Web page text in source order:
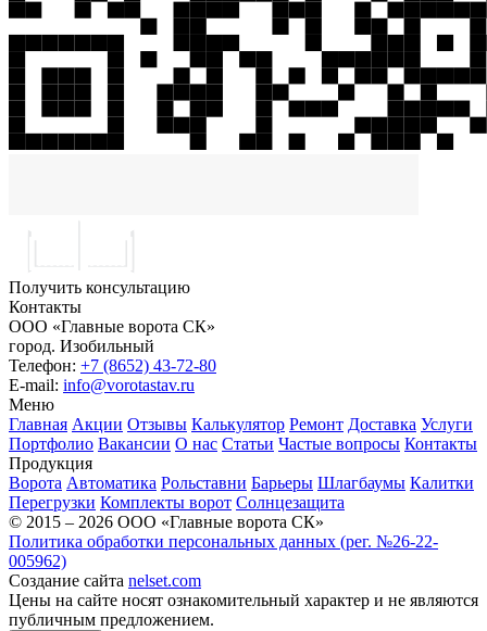
Получить консультацию
Контакты
ООО «Главные ворота СК»
город. Изобильный
Телефон: +7 (8652) 43-72-80
E-mail: info@vorotastav.ru
Меню
Главная Акции Отзывы Калькулятор Ремонт Доставка Услуги
Портфолио Вакансии О нас Статьи Частые вопросы Контакты
Продукция
Ворота Автоматика Рольставни Барьеры Шлагбаумы Калитки
Перегрузки Комплекты ворот Солнцезащита
© 2015 – 2026 ООО «Главные ворота СК»
Политика обработки персональных данных (рег. №26-22-
005962)
Создание сайта nelset.com
Цены на сайте носят ознакомительный характер и не являются
публичным предложением.